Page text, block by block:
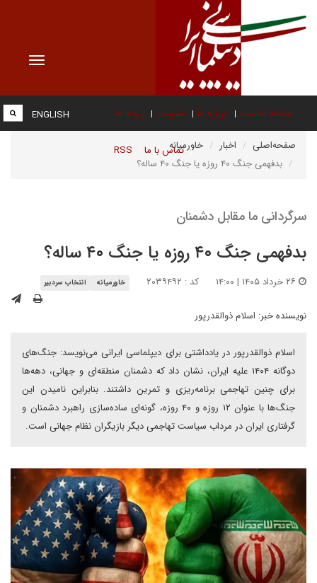
Toggle
صفحه نخست درباره ما عضویت پیوند ها
تماس با ما RSS
ENGLISH
صفحه‌اصلی اخبار
خاورمیانه
بدفهمی جنگ ۴۰ روزه یا جنگ ۴۰ ساله؟
سرگردانی ما مقابل دشمنان
بدفهمی جنگ ۴۰ روزه یا جنگ ۴۰ ساله؟
کد : ۲۰۳۹۴۹۲ خاورمیانه انتخاب سردبیر
نویسنده خبر: اسلام ذوالقدرپور
اسلام ذوالقدرپور در یادداشتی برای دیپلماسی ایرانی می‌نویسد: جنگ‌های
دوگانه ۱۴۰۴ علیه ایران، نشان داد که دشمنان منطقه‌ای و جهانی، دهه‌ها
برای چنین تهاجمی برنامه‌ریزی و تمرین داشتند. بنابراین نامیدن این
جنگ‌ها با عنوان ۱۲ روزه و ۴۰ روزه، گونه‌ای ساده‌سازی راهبرد دشمنان و
گرفتاری ایران در مرداب سیاست تهاجمی دیگر بازیگران نظام جهانی است.